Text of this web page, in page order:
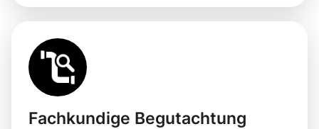
Fachkundige Begutachtung